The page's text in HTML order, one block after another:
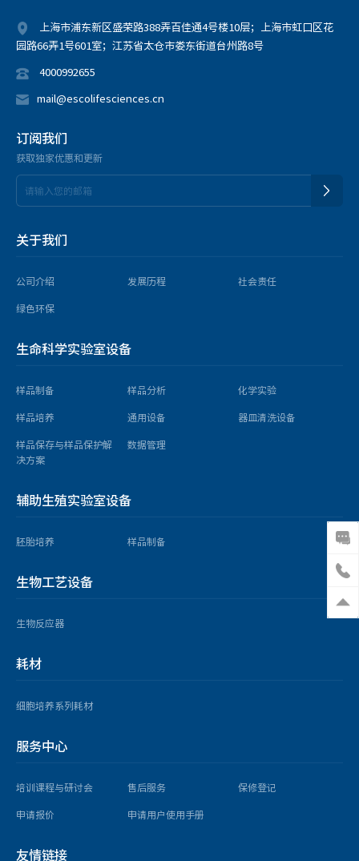
上海市浦东新区盛荣路388弄百佳通4号楼10层；上海市虹口区花
园路66弄1号601室；江苏省太仓市娄东街道台州路8号
4000992655
mail@escolifesciences.cn
订阅我们
获取独家优惠和更新
关于我们
公司介绍 发展历程
社会责任
绿色环保
生命科学实验室设备
样品制备 样品分析
化学实验
样品培养
通用设备
器皿清洗设备
样品保存与样品保护解
决方案
数据管理
辅助生殖实验室设备
胚胎培养 样品制备
生物工艺设备
生物反应器
耗材
细胞培养系列耗材
服务中心
培训课程与研讨会 售后服务
保修登记
申请报价
申请用户使用手册
友情链接